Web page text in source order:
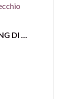
AMARO ROGER EXTRA STRONG DI VECCHIO MAGAZZINO DOGANALE